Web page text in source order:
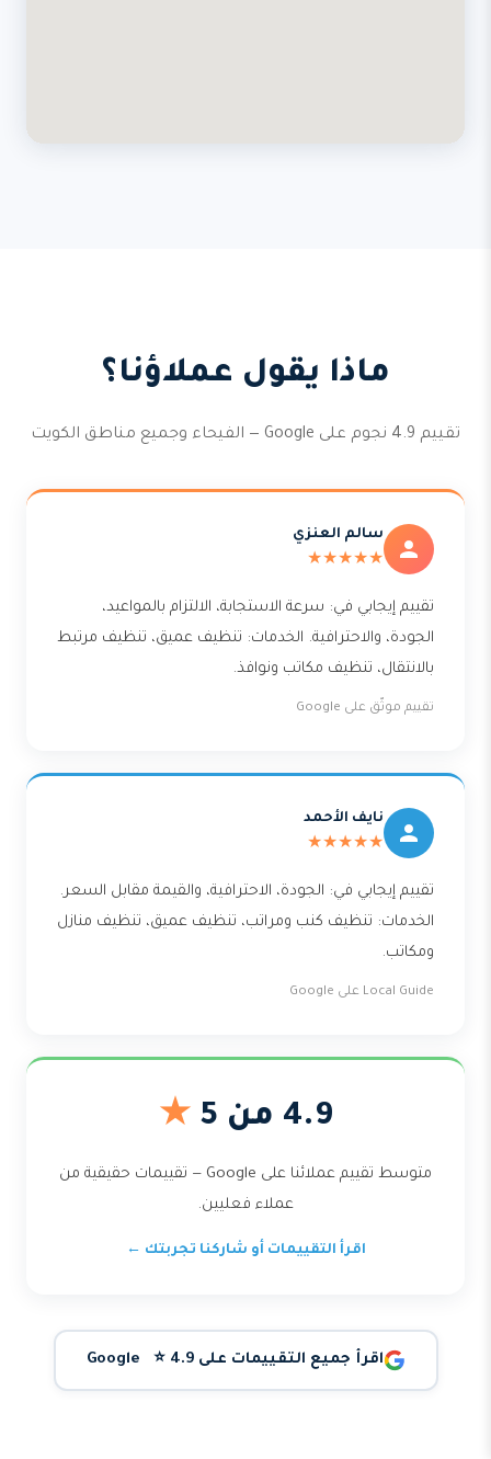
ماذا يقول عملاؤنا؟
تقييم 4.9 نجوم على Google — الفيحاء وجميع مناطق الكويت
سالم العنزي
★★★★★
تقييم إيجابي في: سرعة الاستجابة، الالتزام بالمواعيد،
الجودة، والاحترافية. الخدمات: تنظيف عميق، تنظيف مرتبط
بالانتقال، تنظيف مكاتب ونوافذ.
تقييم موثّق على Google
نايف الأحمد
★★★★★
تقييم إيجابي في: الجودة، الاحترافية، والقيمة مقابل السعر.
الخدمات: تنظيف كنب ومراتب، تنظيف عميق، تنظيف منازل
ومكاتب.
Local Guide على Google
4.9 من 5 ★
متوسط تقييم عملائنا على Google — تقييمات حقيقية من
عملاء فعليين.
اقرأ التقييمات أو شاركنا تجربتك ←
اقرأ جميع التقييمات على Google ⭐ 4.9